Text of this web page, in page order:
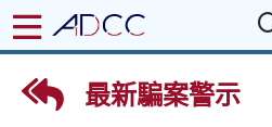
最新騙案警示